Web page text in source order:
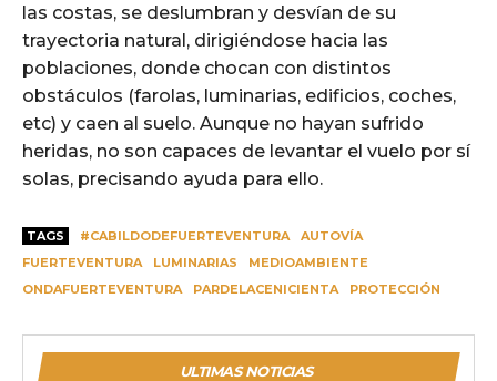
las costas, se deslumbran y desvían de su
trayectoria natural, dirigiéndose hacia las
poblaciones, donde chocan con distintos
obstáculos (farolas, luminarias, edificios, coches,
etc) y caen al suelo. Aunque no hayan sufrido
heridas, no son capaces de levantar el vuelo por sí
solas, precisando ayuda para ello.
TAGS #CABILDODEFUERTEVENTURA
AUTOVÍA
FUERTEVENTURA
LUMINARIAS
MEDIOAMBIENTE
ONDAFUERTEVENTURA
PARDELACENICIENTA PROTECCIÓN
ULTIMAS NOTICIAS